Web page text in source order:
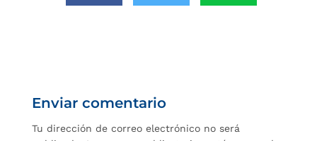
Enviar comentario
Tu dirección de correo electrónico no será